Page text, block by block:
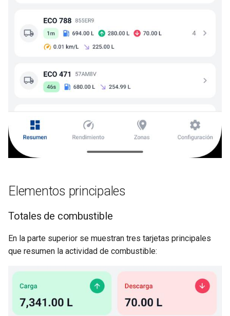
Elementos principales
Totales de combustible
En la parte superior se muestran tres tarjetas principales
que resumen la actividad de combustible: